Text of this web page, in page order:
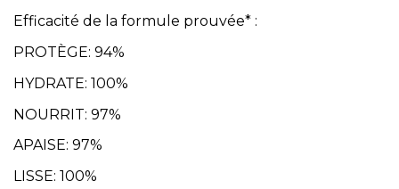
Efficacité de la formule prouvée* :
PROTÈGE: 94%
HYDRATE: 100%
NOURRIT: 97%
APAISE: 97%
LISSE: 100%